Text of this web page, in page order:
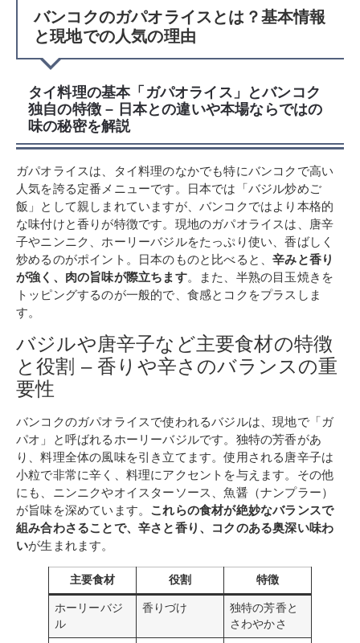
バンコクのガパオライスとは？基本情報
と現地での人気の理由
タイ料理の基本「ガパオライス」とバンコク
独自の特徴 – 日本との違いや本場ならではの
味の秘密を解説
ガパオライスは、タイ料理のなかでも特にバンコクで高い
人気を誇る定番メニューです。日本では「バジル炒めご
飯」として親しまれていますが、バンコクではより本格的
な味付けと香りが特徴です。現地のガパオライスは、唐辛
子やニンニク、ホーリーバジルをたっぷり使い、香ばしく
炒めるのがポイント。日本のものと比べると、辛みと香り
が強く、肉の旨味が際立ちます。また、半熟の目玉焼きを
トッピングするのが一般的で、食感とコクをプラスしま
す。
バジルや唐辛子など主要食材の特徴
と役割 – 香りや辛さのバランスの重
要性
バンコクのガパオライスで使われるバジルは、現地で「ガ
パオ」と呼ばれるホーリーバジルです。独特の芳香があ
り、料理全体の風味を引き立てます。使用される唐辛子は
小粒で非常に辛く、料理にアクセントを与えます。その他
にも、ニンニクやオイスターソース、魚醤（ナンプラー）
が旨味を深めています。 これらの食材が絶妙なバランスで
組み合わさることで、辛さと香り、コクのある奥深い味わ
いが生まれます。
主要食材 役割 特徴
ホーリーバジ
ル
香りづけ
独特の芳香と
さわやかさ